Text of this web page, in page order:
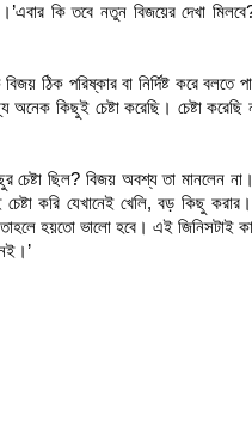
কি তবে নতুন বিজয়ের দেখা
পরিষ্কার বা নির্দিষ্ট করে বলতে
কিছুই চেষ্টা করেছি। চেষ্টা
চেষ্টা ছিল? বিজয় অবশ্য তা মানলেন
করি যেখানেই খেলি, বড় কিছু
হয়তো ভালো হবে। এই জিনিসটাই